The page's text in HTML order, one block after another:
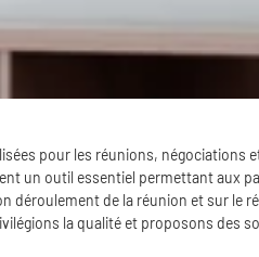
pour les réunions, négociations
un outil essentiel permettant aux
déroulement de la réunion et sur le
la qualité et proposons des